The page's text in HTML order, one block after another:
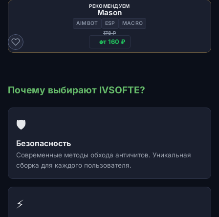
РЕКОМЕНДУЕМ
Mason
AIMBOT ESP MACRO
178 ₽
от 160 ₽
Почему выбирают IVSOFTE?
🛡️
Безопасность
Современные методы обхода античитов. Уникальная
сборка для каждого пользователя.
⚡